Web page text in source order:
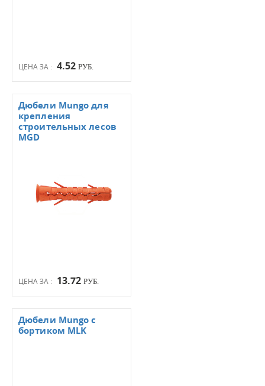
ЦЕНА ЗА : 4.52 РУБ.
ЦЕНА ЗА : 13.72 РУБ.
Дюбели Mungo для
крепления
строительных лесов
MGD
Дюбели Mungo с
бортиком MLK